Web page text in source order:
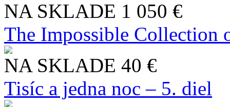
NA SKLADE 1 050 €
The Impossible Collection
NA SKLADE 40 €
Tisíc a jedna noc – 5. diel